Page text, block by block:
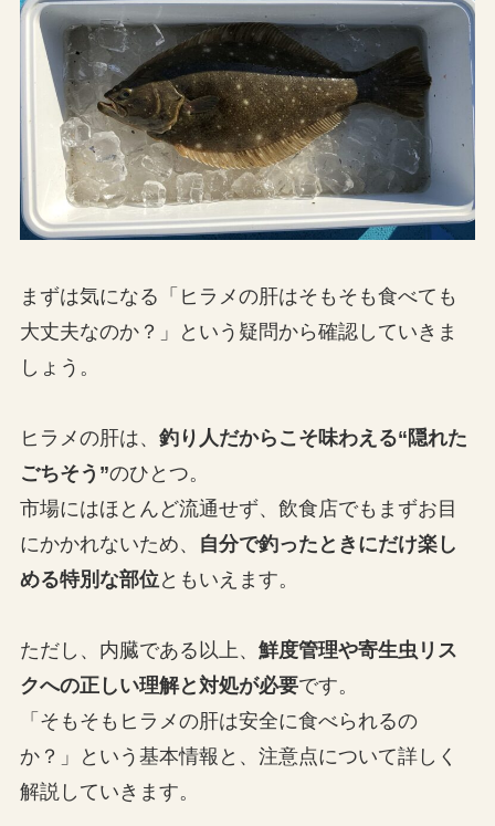
まずは気になる「ヒラメの肝はそもそも食べても
大丈夫なのか？」という疑問から確認していきま
しょう。
ヒラメの肝は、 釣り人だからこそ味わえる“隠れた
ごちそう ”のひとつ。
市場にはほとんど流通せず、飲食店でもまずお目
にかかれないため、
自分で釣ったときにだけ楽し
める特別な部位ともいえます。
ただし、内臓である以上、 鮮度管理や寄生虫リス
クへの正しい理解と対処が必要です。
「そもそもヒラメの肝は安全に食べられるの
か？」という基本情報と、注意点について詳しく
解説していきます。